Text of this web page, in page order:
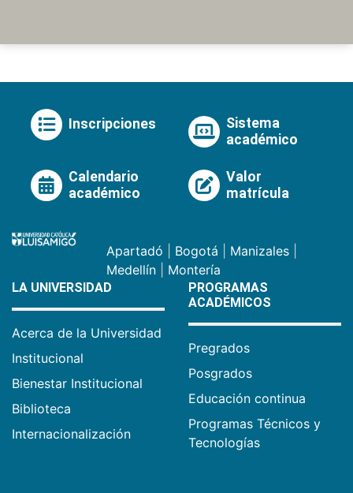
Inscripciones
Sistema
académico
Calendario
académico
Valor
matrícula
Apartadó Bogotá Manizales
Medellín
Montería
LA UNIVERSIDAD
Acerca de la Universidad
Institucional
Bienestar Institucional
Biblioteca
Internacionalización
PROGRAMAS
ACADÉMICOS
Pregrados
Posgrados
Educación continua
Programas Técnicos y
Tecnologías